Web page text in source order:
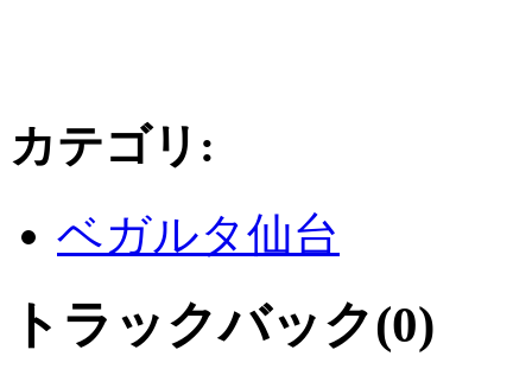
カテゴリ :
ベガルタ仙台
トラックバック(0)